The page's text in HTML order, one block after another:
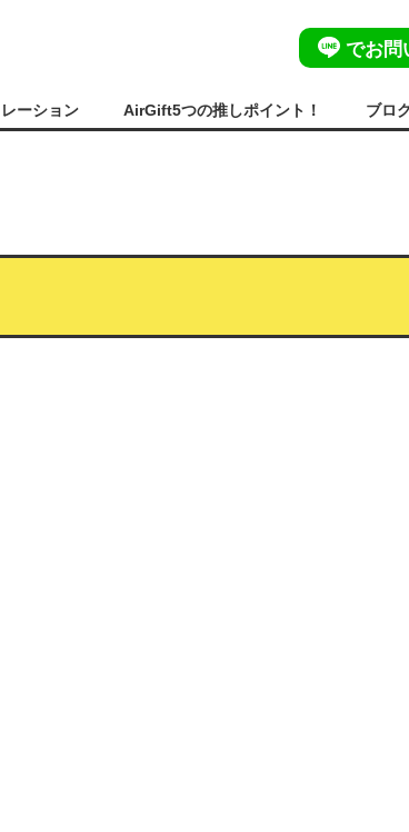
ーション AirGift5つの推しポイント！ ブロ
でお問